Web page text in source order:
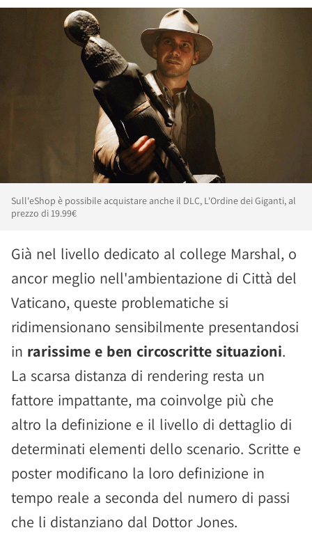
Sull'eShop è possibile acquistare anche il DLC, L'Ordine dei Giganti, al
prezzo di 19.99€
Già nel livello dedicato al college Marshal, o
ancor meglio nell'ambientazione di Città del
Vaticano, queste problematiche si
ridimensionano sensibilmente presentandosi
in rarissime e ben circoscritte situazioni.
La scarsa distanza di rendering resta un
fattore impattante, ma coinvolge più che
altro la definizione e il livello di dettaglio di
determinati elementi dello scenario. Scritte e
poster modificano la loro definizione in
tempo reale a seconda del numero di passi
che li distanziano dal Dottor Jones.